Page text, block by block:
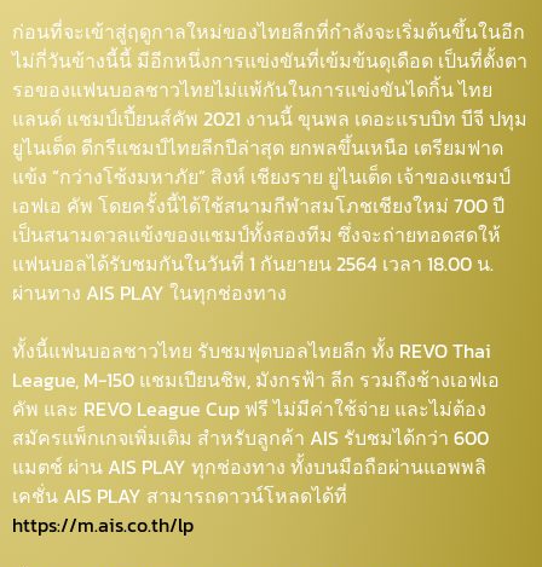
ก่อนที่จะเข้าสู่ฤดูกาลใหม่ของไทยลีกที่กำลังจะเริ่มต้นขึ้นในอีก
ไม่กี่วันข้างนี้นี้ มีอีกหนึ่งการแข่งขันที่เข้มข้นดุเดือด เป็นที่ตั้งตา
รอของแฟนบอลชาวไทยไม่แพ้กันในการแข่งขันไดกิ้น ไทย
แลนด์ แชมป์เปี้ยนส์คัพ 2021 งานนี้ ขุนพล เดอะแรบบิท บีจี ปทุม
ยูไนเต็ด ดีกรีแชมป์ไทยลีกปีล่าสุด ยกพลขึ้นเหนือ เตรียมฟาด
แข้ง “กว่างโซ้งมหาภัย” สิงห์ เชียงราย ยูไนเต็ด เจ้าของแชมป์
เอฟเอ คัพ โดยครั้งนี้ได้ใช้สนามกีฬาสมโภชเชียงใหม่ 700 ปี
เป็นสนามดวลแข้งของแชมป์ทั้งสองทีม ซึ่งจะถ่ายทอดสดให้
แฟนบอลได้รับชมกันในวันที่ 1 กันยายน 2564 เวลา 18.00 น.
ผ่านทาง AIS PLAY ในทุกช่องทาง
ทั้งนี้แฟนบอลชาวไทย รับชมฟุตบอลไทยลีก ทั้ง REVO Thai
League, M-150 แชมเปียนชิพ, มังกรฟ้า ลีก รวมถึงช้างเอฟเอ
คัพ และ REVO League Cup ฟรี ไม่มีค่าใช้จ่าย และไม่ต้อง
สมัครแพ็กเกจเพิ่มเติม สำหรับลูกค้า AIS รับชมได้กว่า 600
แมตช์ ผ่าน AIS PLAY ทุกช่องทาง ทั้งบนมือถือผ่านแอพพลิ
เคชั่น AIS PLAY สามารถดาวน์โหลดได้ที่
https://m.ais.co.th/lp